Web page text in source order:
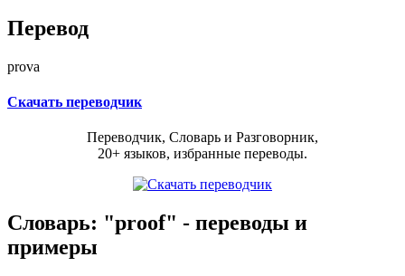
Перевод
prova
Скачать переводчик
Переводчик, Словарь и Разговорник,
20+ языков, избранные переводы.
Словарь: "proof" - переводы и
примеры